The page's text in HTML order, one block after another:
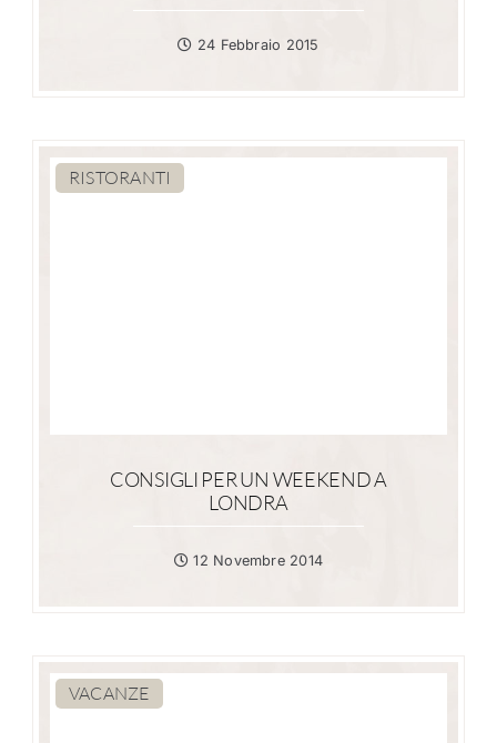
24 Febbraio 2015
RISTORANTI
CONSIGLI PER UN WEEKEND A
LONDRA
12 Novembre 2014
VACANZE